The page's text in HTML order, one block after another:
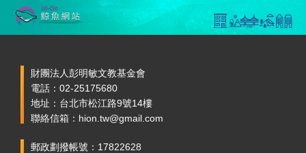
財團法人彭明敏文教基金會
電話：02-25175680
地址：台北市松江路9號14樓
聯絡信箱：hion.tw@gmail.com
郵政劃撥帳號：17822628